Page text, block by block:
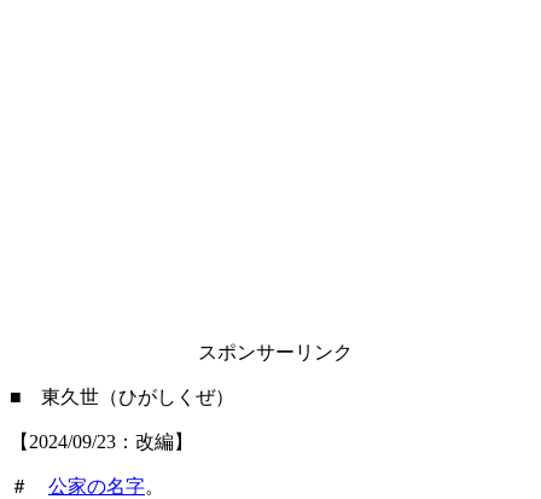
スポンサーリンク
■ 東久世（ひがしくぜ）
【2024/09/23：改編】
＃ 公家の名字。